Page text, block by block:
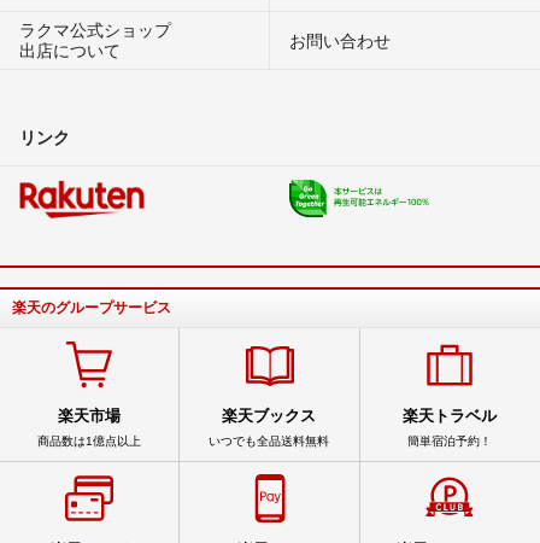
ラクマ公式ショップ
出店について
お問い合わせ
リンク
楽天のグループサービス
楽天市場
商品数は1億点以上
楽天ブックス
いつでも全品送料無料
楽天トラベル
簡単宿泊予約！